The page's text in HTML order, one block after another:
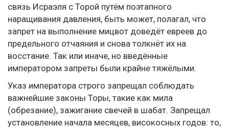
связь Исраэля с Торой путём поэтапного
наращивания давления, быть может, полагал, что
запрет на выполнение мицвот доведёт евреев до
предельного отчаяния и снова толкнёт их на
восстание. Так или иначе, но введённые
императором запреты были крайне тяжёлыми.
Указ императора строго запрещал соблюдать
важнейшие законы Торы, такие как мила
(обрезание), зажигание свечей в шабат. Запрещал
установление начала месяцев, високосных годов: то,